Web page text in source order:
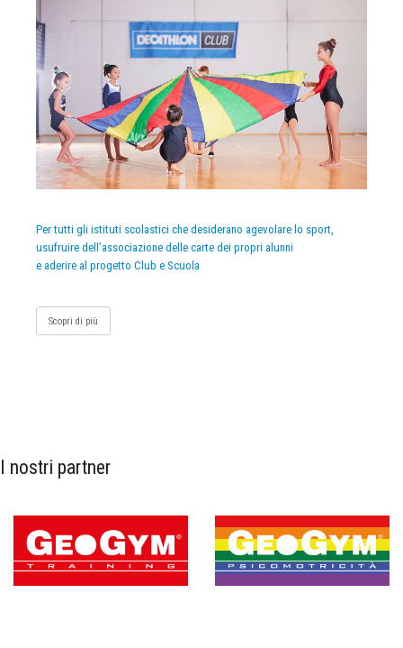
Per tutti gli istituti scolastici che desiderano agevolare lo sport,
usufruire dell’associazione delle carte dei propri alunni
e aderire al progetto Club e Scuola
Scopri di più
I nostri partner